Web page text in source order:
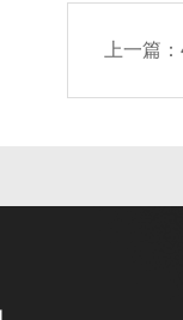
上一篇：